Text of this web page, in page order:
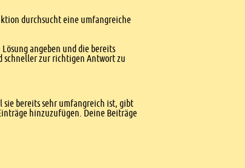
durchsucht eine umfangreiche
angeben und die bereits
schneller zur richtigen Antwort zu
bereits sehr umfangreich ist, gibt
hinzuzufügen. Deine Beiträge